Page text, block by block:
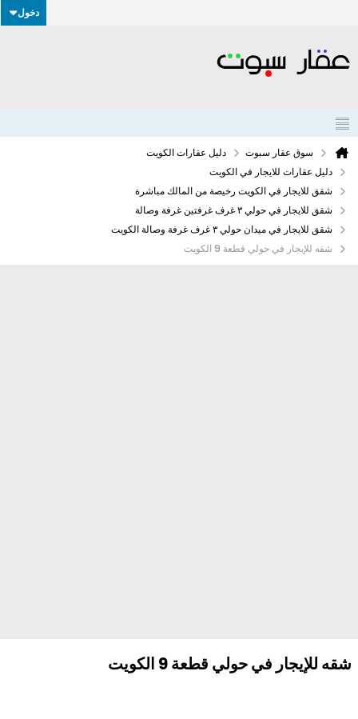
دخول
سوق عقار سبوت
دليل عقارات الكويت
دليل عقارات للايجار في الكويت
شقق للايجار في الكويت رخيصة من المالك مباشرة
شقق للايجار في حولي ٣ غرف غرفتين غرفة وصالة
شقق للايجار في ميدان حولي ٣ غرف غرفة وصالة الكويت
شقه للإيجار في حولي قطعة 9 الكويت
شقه للإيجار في حولي قطعة 9 الكويت